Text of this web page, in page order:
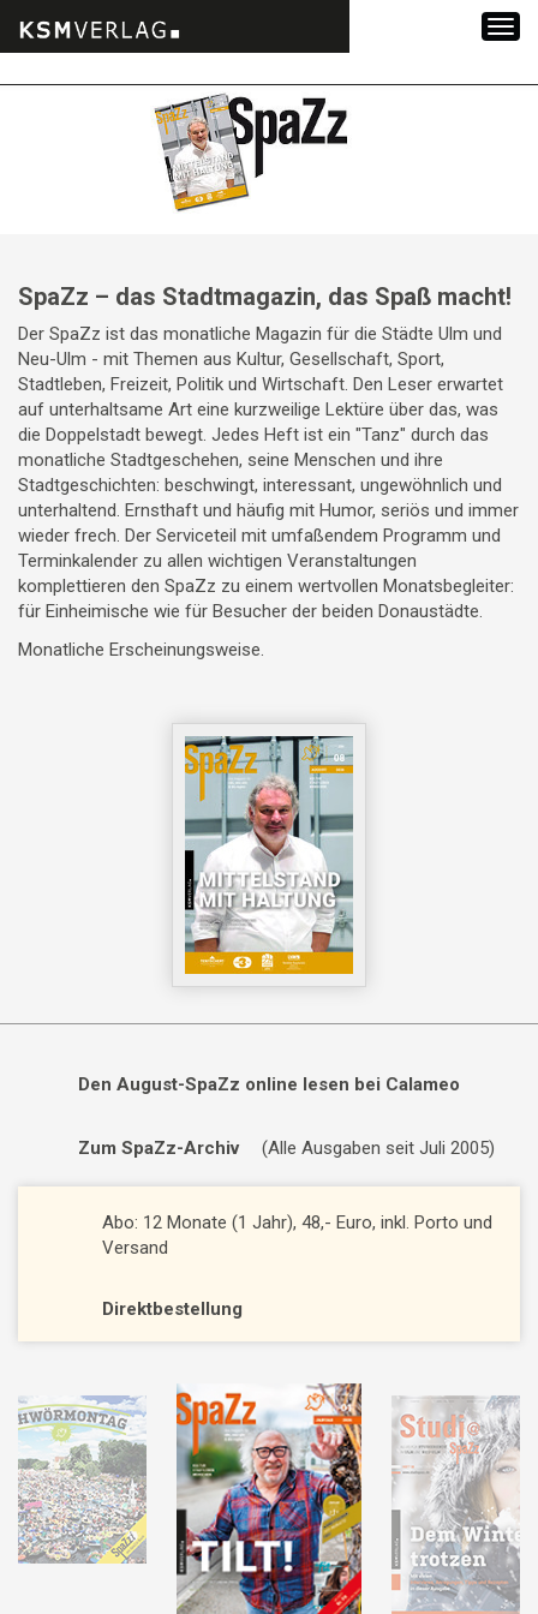
SpaZz – das Stadtmagazin, das Spaß macht!
Der SpaZz ist das monatliche Magazin für die Städte Ulm und
Neu-Ulm - mit Themen aus Kultur, Gesellschaft, Sport,
Stadtleben, Freizeit, Politik und Wirtschaft. Den Leser erwartet
auf unterhaltsame Art eine kurzweilige Lektüre über das, was
die Doppelstadt bewegt. Jedes Heft ist ein "Tanz" durch das
monatliche Stadtgeschehen, seine Menschen und ihre
Stadtgeschichten: beschwingt, interessant, ungewöhnlich und
unterhaltend. Ernsthaft und häufig mit Humor, seriös und immer
wieder frech. Der Serviceteil mit umfaßendem Programm und
Terminkalender zu allen wichtigen Veranstaltungen
komplettieren den SpaZz zu einem wertvollen Monatsbegleiter:
für Einheimische wie für Besucher der beiden Donaustädte.
Monatliche Erscheinungsweise.
Den August-SpaZz online lesen bei Calameo
Zum SpaZz-Archiv (Alle Ausgaben seit Juli 2005)
Abo: 12 Monate (1 Jahr), 48,- Euro, inkl. Porto und
Versand
Direktbestellung